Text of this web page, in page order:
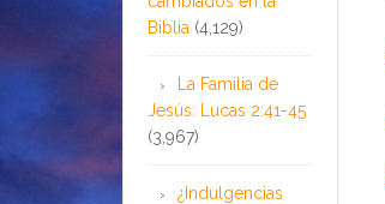
Biblia (4,129)
La Familia de
Jesús: Lucas 2:41-45
(3,967)
¿Indulgencias